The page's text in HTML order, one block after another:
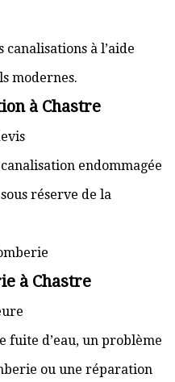
à l’aide
modernes.
à Chastre
endommagée
réserve de la
à Chastre
d’eau, un problème
ou une réparation